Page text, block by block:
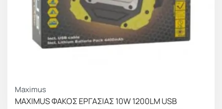
Maximus
MAXIMUS ΦΑΚΟΣ ΕΡΓΑΣΙΑΣ 10W 1200LM USB